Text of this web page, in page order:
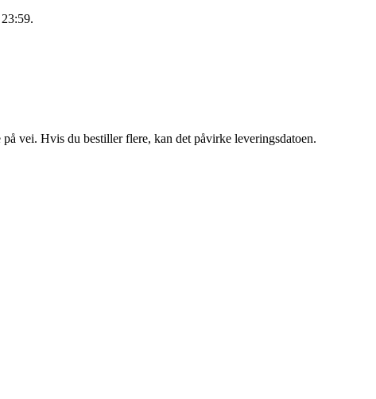
.
vei. Hvis du bestiller flere, kan det påvirke leveringsdatoen.